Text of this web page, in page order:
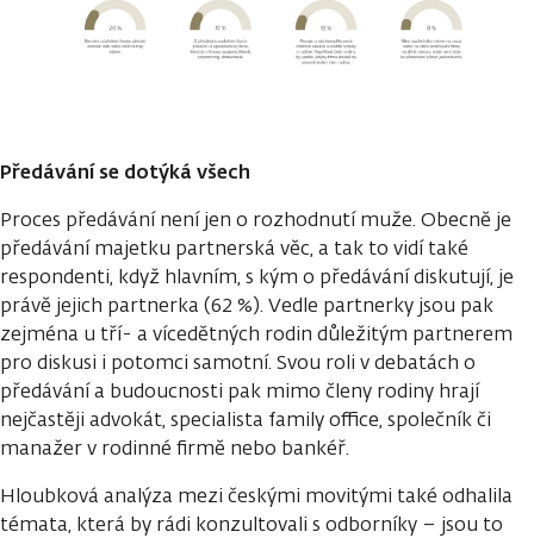
Předávání se dotýká všech
Proces předávání není jen o rozhodnutí muže. Obecně je
předávání majetku partnerská věc, a tak to vidí také
respondenti, když hlavním, s kým o předávání diskutují, je
právě jejich partnerka (62 %). Vedle partnerky jsou pak
zejména u tří- a vícedětných rodin důležitým partnerem
pro diskusi i potomci samotní. Svou roli v debatách o
předávání a budoucnosti pak mimo členy rodiny hrají
nejčastěji advokát, specialista family office, společník či
manažer v rodinné firmě nebo bankéř.
Hloubková analýza mezi českými movitými také odhalila
témata, která by rádi konzultovali s odborníky – jsou to